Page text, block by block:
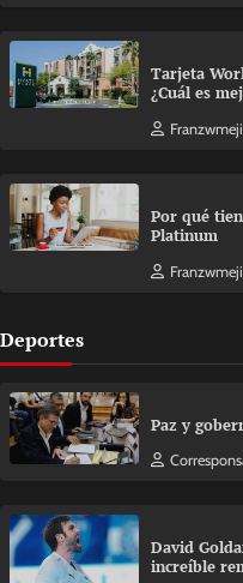
Tarjeta
¿Cuál es
Por qué
Platinum
Deportes
Paz y
David
increíble